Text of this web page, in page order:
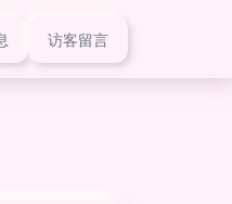
访客留言